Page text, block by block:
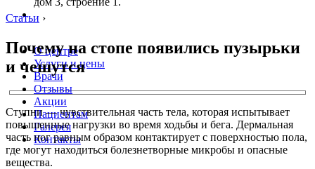
О центре
Услуги и цены
Врачи
Отзывы
Акции
Пациентам
Галерея
Контакты
Статьи ›
Почему на стопе появились пузырьки
и чешутся
Ступни — чувствительная часть тела, которая испытывает
повышенные нагрузки во время ходьбы и бега. Дермальная
часть ног равным образом контактирует с поверхностью пола,
где могут находиться болезнетворные микробы и опасные
вещества.